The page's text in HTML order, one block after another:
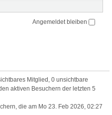
Angemeldet bleiben
Mitglied, 0 unsichtbare
aktiven Besuchern der letzten 5
die am Mo 23. Feb 2026, 02:27